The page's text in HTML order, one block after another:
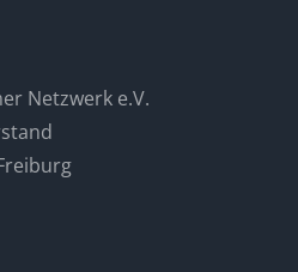
Netzwerk e.V.